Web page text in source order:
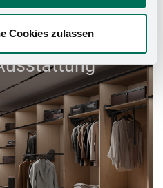
Cookies zulassen